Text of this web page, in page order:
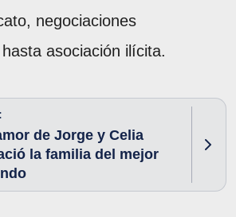
negociaciones
asociación ilícita.
de Jorge y Celia
la familia del mejor